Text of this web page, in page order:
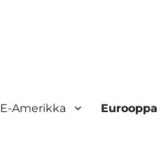
E-Amerikka Eurooppa